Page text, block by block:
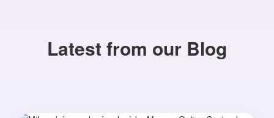
Latest from our Blog